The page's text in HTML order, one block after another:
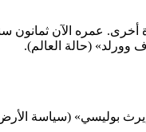
أخرى. عمره الآن
وورلد» (حالة العالم).
معهد «إيرث بوليسي»